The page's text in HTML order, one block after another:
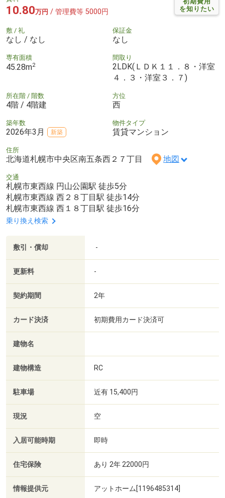
を知りたい
10.80万円 / 管理費等 5000円
敷 / 礼
なし / なし
保証金
なし
専有面積
45.28m2
間取り
2LDK(ＬＤＫ１１．８・洋室
４．３・洋室３．７)
所在階 / 階数
4階 / 4階建
方位
西
築年数
2026年3月 新築
物件タイプ
賃貸マンション
住所
北海道札幌市中央区南五条西２７丁目 地図
交通
札幌市東西線 円山公園駅 徒歩5分
札幌市東西線 西２８丁目駅 徒歩14分
札幌市東西線 西１８丁目駅 徒歩16分
乗り換え検索
敷引・償却 -
更新料 -
契約期間 2年
カード決済 初期費用カード決済可
建物名
建物構造 RC
駐車場 近有 15,400円
現況 空
入居可能時期 即時
住宅保険 あり 2年 22000円
情報提供元 アットホーム[1196485314]